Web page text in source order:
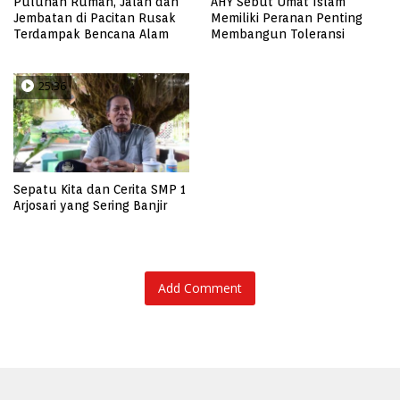
Jembatan di Pacitan Rusak
Terdampak Bencana Alam
Memiliki Peranan Penting
Membangun Toleransi
25:36
Sepatu Kita dan Cerita SMP 1
Arjosari yang Sering Banjir
Add Comment